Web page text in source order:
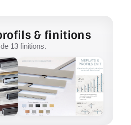
& finitions
13 finitions.